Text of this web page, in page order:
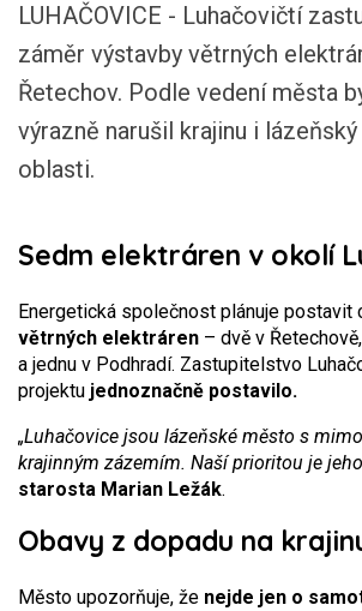
LUHAČOVICE - Luhačovičtí
záměr výstavby větrných
Řetechov. Podle vedení města
výrazně narušil krajinu i
oblasti.
Sedm elektráren v okolí
Energetická společnost plánuje postavit
větrných elektráren – dvě v
a jednu v Podhradí. Zastupitelstvo
projektu jednoznačně postavilo.
„Luhačovice jsou lázeňské město s
krajinným zázemím. Naší prioritou je
starosta Marian Ležák.
Obavy z dopadu na
Město upozorňuje, že nejde jen o